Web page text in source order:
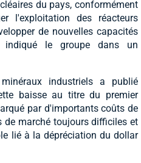
du pays, conformément
l'exploitation des réacteurs
de nouvelles capacités
indiqué le groupe dans un
industriels a publié
baisse au titre du premier
par d'importants coûts de
de marché toujours difficiles et
lié à la dépréciation du dollar